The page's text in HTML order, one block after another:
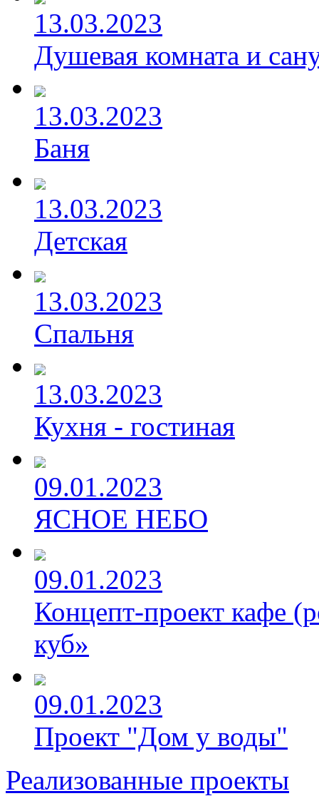
13.03.2023
Душевая комната и
13.03.2023
Баня
13.03.2023
Детская
13.03.2023
Спальня
13.03.2023
Кухня - гостиная
09.01.2023
ЯСНОЕ НЕБО
09.01.2023
Концепт-проект кафе
куб»
09.01.2023
Проект "Дом у воды"
Реализованные проекты